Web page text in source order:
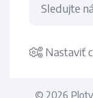
Sledujte
Nastaviť
© 2026